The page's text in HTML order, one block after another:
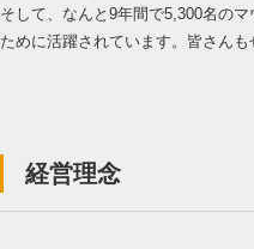
そして、なんと9年間で5,300名の
ために活躍されています。皆さんも
経営理念